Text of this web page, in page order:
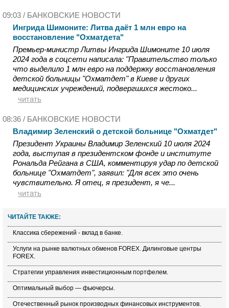
09:03 / БАНКОВСКИЕ НОВОСТИ
Ингрида Шимоните: Литва даёт 1 млн евро на
восстановление "Охматдета"
Премьер-министр Литвы Ингрида Шимоните 10 июля
2024 года в соцсети написала: "Правительство только
что выделило 1 млн евро на поддержку восстановления
детской больницы "Охматдет" в Киеве и других
медицинских учреждений, подвергшихся жестоко...
читать
08:36 / БАНКОВСКИЕ НОВОСТИ
Владимир Зеленский о детской больнице "Охматдет"
Президент Украины Владимир Зеленский 10 июля 2024
года, выступая в президентском фонде и институте
Рональда Рейгана в США, комментируя удар по детской
больнице "Охматдет", заявил: "Для всех это очень
чувствительно. Я отец, я президент, я че...
читать
ЧИТАЙТЕ ТАКЖЕ:
Классика сбережений - вклад в банке.
Услуги на рынке валютных обменов FOREX. Дилинговые центры
FOREX.
Стратегии управления инвестиционным портфелем.
Оптимальный выбор — фьючерсы.
Отечественный рынок производных финансовых инструментов.